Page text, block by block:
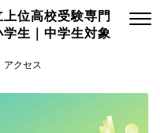
位高校受験専門
生｜中学生対象
アクセス